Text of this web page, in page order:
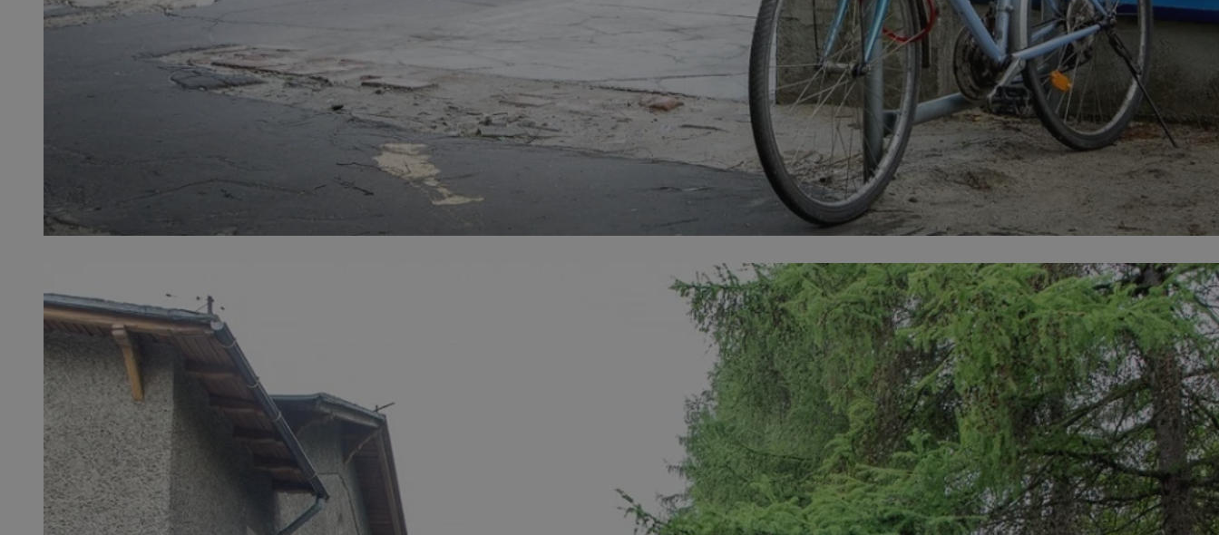
Funkcjonalność Niesklasyfikowane
Niezbędne pliki cookie umożliwiają korzystanie z podstawowych funkcji strony internetowej, takich jak logowanie użytkownika i
zarządzanie kontem. Bez niezbędnych plików cookie nie można prawidłowo korzystać ze strony internetowej.
Nazwa
Provider/
Domena
Okres
przechowywania
Opis
orzesze.com.pl 1 rok
Ten plik cookie przechowuje identyfikator sesji.
QeSessID
Ten plik cookie przechowuje identyfikator sesji.
orzesze.com.pl
Ten plik cookie przechowuje identyfikator sesji.
.youtube.com
tygodnie
Ten plik cookie przechowuje informacje o zgodzie
użytkownika oraz jego preferencjach dotyczących
wybory dotyczące polityki prywatności i ustawień
zgody, zapewniając ich przestrzeganie w kolejnych
wizytach. Dzięki temu użytkownik nie musi ponownie
konfigurować swoich preferencji, co zwiększa wygodę i
zgodność z regulacjami ochrony danych.
Ten plik cookie służy do rozróżniania ludzi i botów. Jest
to korzystne dla strony internetowej, ponieważ
umożliwia tworzenie ważnych raportów na temat
korzystania z jej witryny internetowej.
CookieScriptConsent
Ten plik cookie jest używany przez usługę Cookie-
Script.com do zapamiętywania preferencji dotyczących
zgody użytkownika na pliki cookie. Jest to konieczne,
aby baner cookie Cookie-Script.com działał poprawnie.
__cf_bm
Ten plik cookie służy do rozróżniania ludzi i botów. Jest
to korzystne dla strony internetowej, ponieważ
umożliwia tworzenie ważnych raportów na temat
korzystania z jej witryny internetowej.